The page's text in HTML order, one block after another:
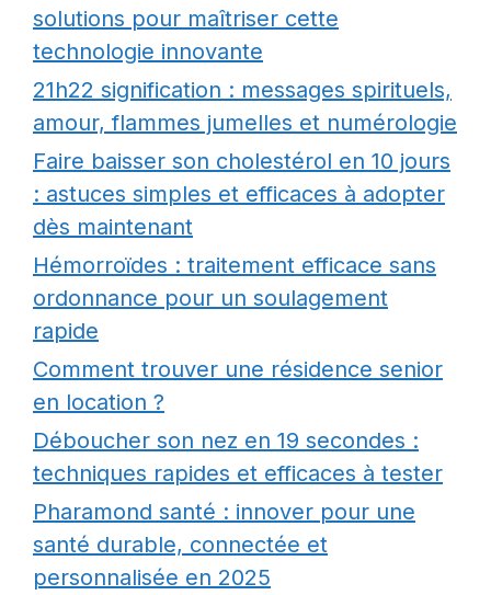
solutions pour maîtriser cette
technologie innovante
21h22 signification : messages spirituels,
amour, flammes jumelles et numérologie
Faire baisser son cholestérol en 10 jours
: astuces simples et efficaces à adopter
dès maintenant
Hémorroïdes : traitement efficace sans
ordonnance pour un soulagement
rapide
Comment trouver une résidence senior
en location ?
Déboucher son nez en 19 secondes :
techniques rapides et efficaces à tester
Pharamond santé : innover pour une
santé durable, connectée et
personnalisée en 2025